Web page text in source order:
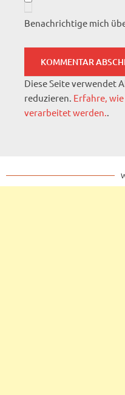
Benachrichtige mich
Diese Seite verwendet
reduzieren. Erfahre,
verarbeitet werden..